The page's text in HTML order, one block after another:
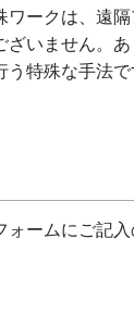
ワークは、遠
ざいません。
特殊な手法で
ォームにご記